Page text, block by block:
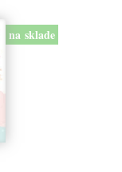
na sklade